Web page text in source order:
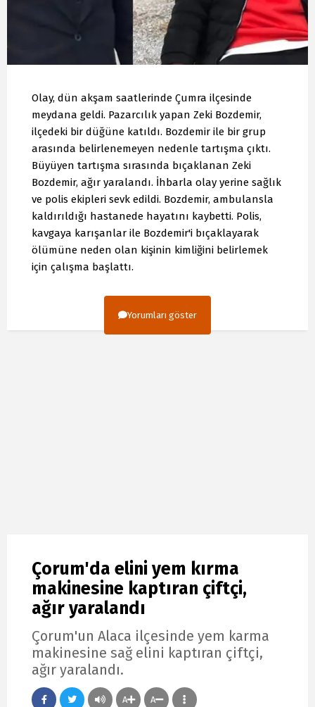
Olay, dün akşam saatlerinde Çumra ilçesinde
meydana geldi. Pazarcılık yapan Zeki Bozdemir,
ilçedeki bir düğüne katıldı. Bozdemir ile bir grup
arasında belirlenemeyen nedenle tartışma çıktı.
Büyüyen tartışma sırasında bıçaklanan Zeki
Bozdemir, ağır yaralandı. İhbarla olay yerine sağlık
ve polis ekipleri sevk edildi. Bozdemir, ambulansla
kaldırıldığı hastanede hayatını kaybetti. Polis,
kavgaya karışanlar ile Bozdemir'i bıçaklayarak
ölümüne neden olan kişinin kimliğini belirlemek
için çalışma başlattı.
Yorumları göster
Çorum'da elini yem kırma
makinesine kaptıran çiftçi,
ağır yaralandı
Çorum'un Alaca ilçesinde yem karma
makinesine sağ elini kaptıran çiftçi,
ağır yaralandı.
A A